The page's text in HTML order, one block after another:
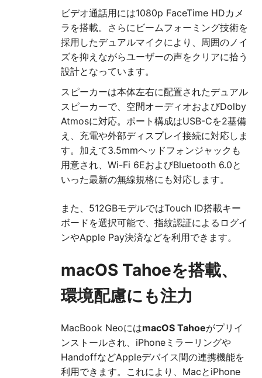
ビデオ通話用には1080p FaceTime HDカメ
ラを搭載。さらにビームフォーミング技術を
採用したデュアルマイクにより、周囲のノイ
ズを抑えながらユーザーの声をクリアに拾う
設計となっています。
スピーカーは本体左右に配置されたデュアル
スピーカーで、空間オーディオおよびDolby
Atmosに対応。ポート構成はUSB-Cを2基備
え、充電や外部ディスプレイ接続に対応しま
す。加えて3.5mmヘッドフォンジャックも
用意され、Wi-Fi 6EおよびBluetooth 6.0と
いった最新の無線規格にも対応します。
また、512GBモデルではTouch ID搭載キー
ボードを選択可能で、指紋認証によるログイ
ンやApple Pay決済などを利用できます。
macOS Tahoeを搭載、
環境配慮にも注力
MacBook NeoにはmacOS Tahoeがプリイ
ンストールされ、iPhoneミラーリングや
HandoffなどAppleデバイス間の連携機能を
利用できます。これにより、MacとiPhone